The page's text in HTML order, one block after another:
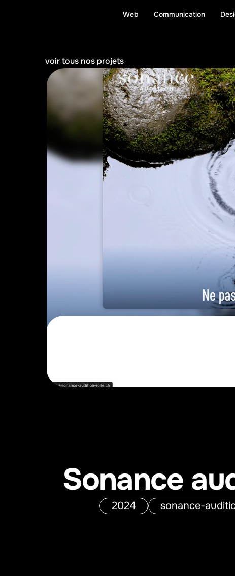
Web Communication
voir tous nos projets
Sonance
2024 sonance-